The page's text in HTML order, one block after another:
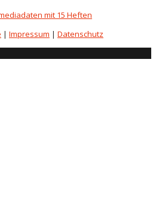
mit 15 Heften
| Impressum | Datenschutz